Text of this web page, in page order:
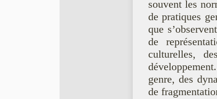
souvent les
de pratiques
que
de
culturelles,
genre, des
de